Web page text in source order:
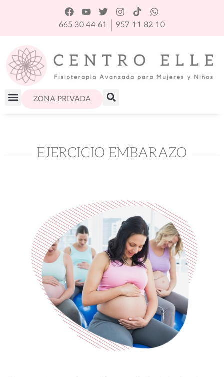
665 30 44 61 957 11 82 10
ZONA PRIVADA
EJERCICIO EMBARAZO